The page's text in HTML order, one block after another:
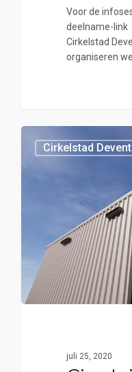
Voor de
deelname-link
Cirkelstad
organiseren
Cirkelstad
juli 25, 2020